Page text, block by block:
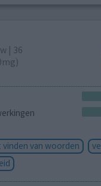
| 36
van woorden